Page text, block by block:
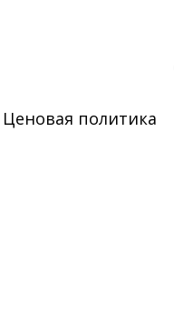
Ценовая политика